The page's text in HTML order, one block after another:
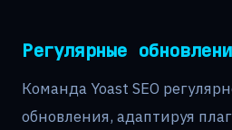
Регулярные
Команда Yoast SEO
обновления, адаптируя